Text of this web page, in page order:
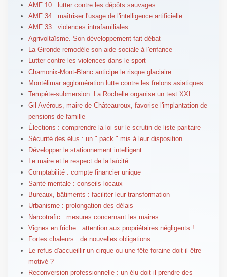
AMF 10 : lutter contre les dépôts sauvages
AMF 34 : maîtriser l'usage de l'intelligence artificielle
AMF 33 : violences intrafamiliales
Agrivoltaïsme. Son développement fait débat
La Gironde remodèle son aide sociale à l'enfance
Lutter contre les violences dans le sport
Chamonix-Mont-Blanc anticipe le risque glaciaire
Montélimar agglomération lutte contre les frelons asiatiques
Tempête-submersion. La Rochelle organise un test XXL
Gil Avérous, maire de Châteauroux, favorise l'implantation de
pensions de famille
Élections : comprendre la loi sur le scrutin de liste paritaire
Sécurité des élus : un " pack " mis à leur disposition
Développer le stationnement intelligent
Le maire et le respect de la laïcité
Comptabilité : compte financier unique
Santé mentale : conseils locaux
Bureaux, bâtiments : faciliter leur transformation
Urbanisme : prolongation des délais
Narcotrafic : mesures concernant les maires
Vignes en friche : attention aux propriétaires négligents !
Fortes chaleurs : de nouvelles obligations
Le refus d'accueillir un cirque ou une fête foraine doit-il être
motivé ?
Reconversion professionnelle : un élu doit-il prendre des